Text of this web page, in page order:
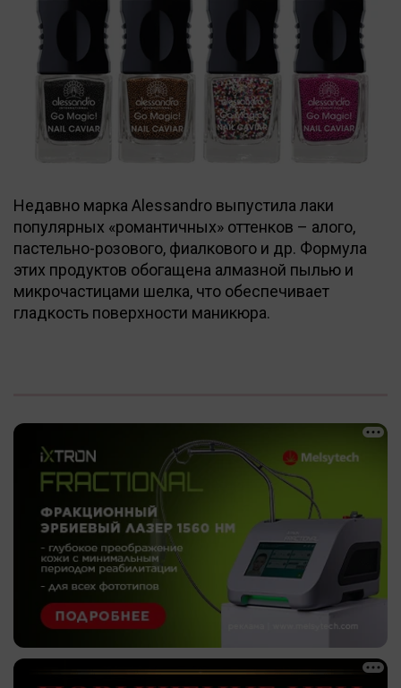
Недавно марка Alessandro выпустила лаки
популярных «романтичных» оттенков – алого,
пастельно-розового, фиалкового и др. Формула
этих продуктов обогащена алмазной пылью и
микрочастицами шелка, что обеспечивает
гладкость поверхности маникюра.